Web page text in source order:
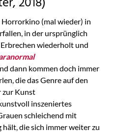
(mal wieder) in
in der ursprünglich
wiederholt und
dann kommen doch immer
die das Genre auf den
zur Kunst
inszeniertes
schleichend mit
die sich immer weiter zu